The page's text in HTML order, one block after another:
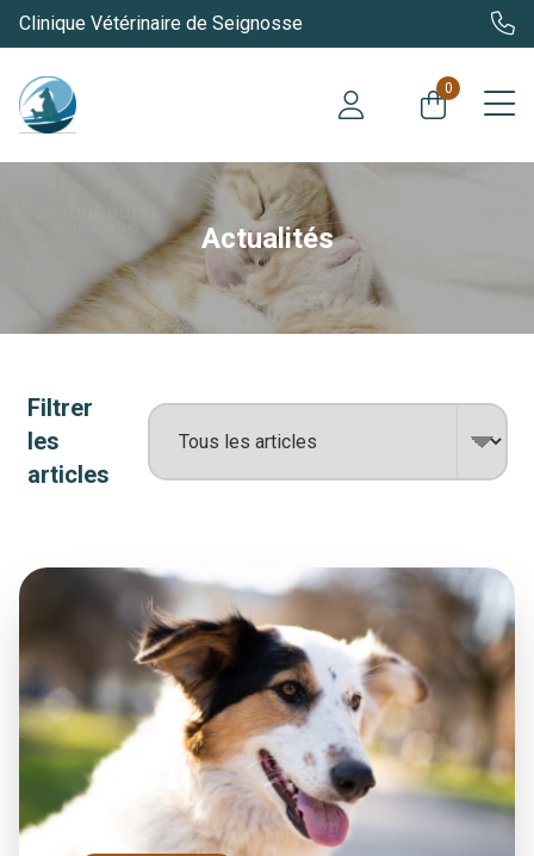
Clinique Vétérinaire de Seignosse
0
Actualités
Filtrer
les
articles